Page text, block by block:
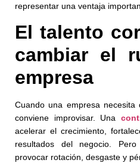
representar una ventaja
El talento
cambiar el
empresa
Cuando una empresa
conviene improvisar. Una
acelerar el crecimiento,
resultados del negocio.
provocar rotación, desgaste y